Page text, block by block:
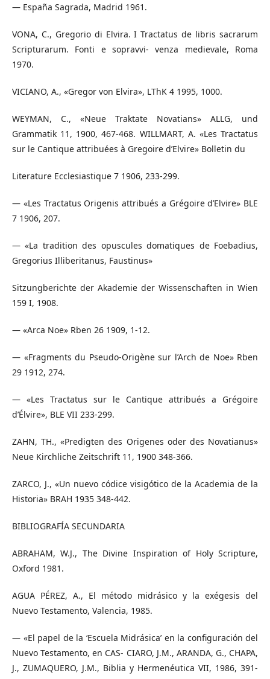
— España Sagrada, Madrid 1961.
VONA, C., Gregorio di Elvira. I Tractatus de libris sacrarum
Scripturarum. Fonti e sopravvi- venza medievale, Roma
1970.
VICIANO, A., «Gregor von Elvira», LThK 4 1995, 1000.
WEYMAN, C., «Neue Traktate Novatians» ALLG, und
Grammatik 11, 1900, 467-468. WILLMART, A. «Les Tractatus
sur le Cantique attribuées à Gregoire d’Elvire» Bolletin du
Literature Ecclesiastique 7 1906, 233-299.
— «Les Tractatus Origenis attribués a Grégoire d’Elvire» BLE
7 1906, 207.
— «La tradition des opuscules domatiques de Foebadius,
Gregorius Illiberitanus, Faustinus»
Sitzungberichte der Akademie der Wissenschaften in Wien
159 I, 1908.
— «Arca Noe» Rben 26 1909, 1-12.
— «Fragments du Pseudo-Origène sur l’Arch de Noe» Rben
29 1912, 274.
— «Les Tractatus sur le Cantique attribués a Grégoire
d’Élvire», BLE VII 233-299.
ZAHN, TH., «Predigten des Origenes oder des Novatianus»
Neue Kirchliche Zeitschrift 11, 1900 348-366.
ZARCO, J., «Un nuevo códice visigótico de la Academia de la
Historia» BRAH 1935 348-442.
BIBLIOGRAFÍA SECUNDARIA
ABRAHAM, W.J., The Divine Inspiration of Holy Scripture,
Oxford 1981.
AGUA PÉREZ, A., El método midrásico y la exégesis del
Nuevo Testamento, Valencia, 1985.
— «El papel de la ‘Escuela Midrásica’ en la configuración del
Nuevo Testamento, en CAS- CIARO, J.M., ARANDA, G., CHAPA,
J., ZUMAQUERO, J.M., Biblia y Hermenéutica VII, 1986, 391-